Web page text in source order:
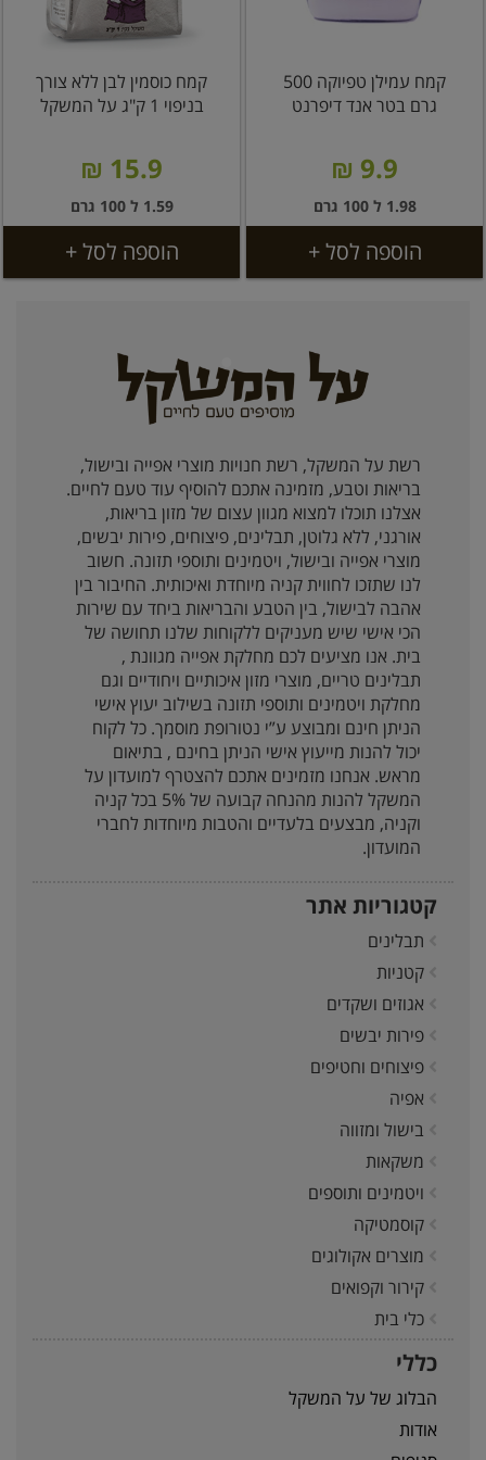
קמח עמילן טפיוקה 500
גרם בטר אנד דיפרנט
9.9 ₪
1.98 ל 100 גרם
הוספה לסל +
קמח כוסמין לבן ללא צורך
בניפוי 1 ק"ג על המשקל
15.9 ₪
1.59 ל 100 גרם
הוספה לסל +
רשת על המשקל, רשת חנויות מוצרי אפייה ובישול,
בריאות וטבע, מזמינה אתכם להוסיף עוד טעם לחיים.
אצלנו תוכלו למצוא מגוון עצום של מזון בריאות,
אורגני, ללא גלוטן, תבלינים, פיצוחים, פירות יבשים,
מוצרי אפייה ובישול, ויטמינים ותוספי תזונה. חשוב
לנו שתזכו לחווית קניה מיוחדת ואיכותית. החיבור בין
אהבה לבישול, בין הטבע והבריאות ביחד עם שירות
הכי אישי שיש מעניקים ללקוחות שלנו תחושה של
בית. אנו מציעים לכם מחלקת אפייה מגוונת ,
תבלינים טריים, מוצרי מזון איכותיים ויחודיים וגם
מחלקת ויטמינים ותוספי תזונה בשילוב יעוץ אישי
הניתן חינם ומבוצע ע”י נטורופת מוסמך. כל לקוח
יכול להנות מייעוץ אישי הניתן בחינם , בתיאום
מראש. אנחנו מזמינים אתכם להצטרף למועדון על
המשקל להנות מהנחה קבועה של 5% בכל קניה
וקניה, מבצעים בלעדיים והטבות מיוחדות לחברי
המועדון.
קטגוריות אתר
תבלינים
קטניות
אגוזים ושקדים
פירות יבשים
פיצוחים וחטיפים
אפיה
בישול ומזווה
משקאות
ויטמינים ותוספים
קוסמטיקה
מוצרים אקולוגים
קירור וקפואים
כלי בית
כללי
הבלוג של על המשקל
אודות